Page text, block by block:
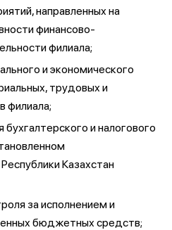
направленных на
финансово-
филиала;
и экономического
трудовых и
филиала;
бухгалтерского и налогового
Казахстан
за исполнением и
бюджетных средств;